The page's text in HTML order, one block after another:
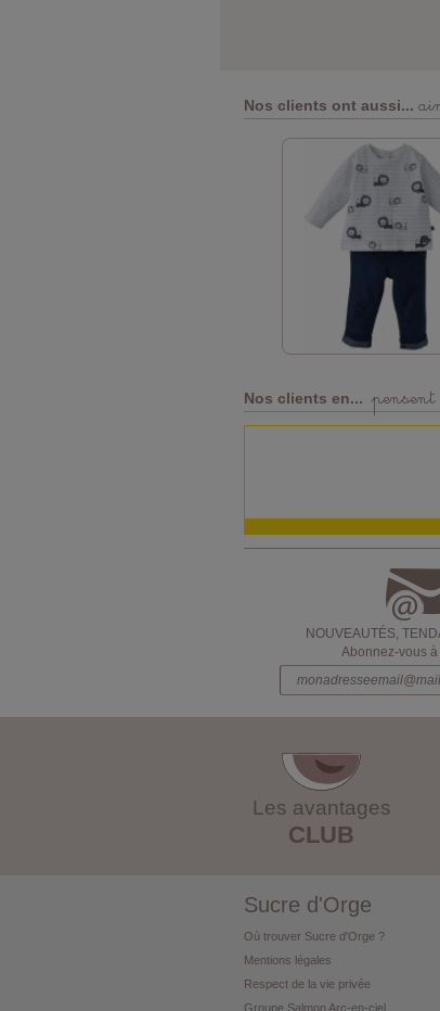
Nos clients ont aussi...
Nos clients en... pensent
NOUVEAUTÉS,
Abonnez-vous
Les avantages
CLUB
Sucre d'Orge
Où trouver Sucre d'Orge ?
Mentions légales
Respect de la vie privée
Groupe Salmon Arc-en-ciel